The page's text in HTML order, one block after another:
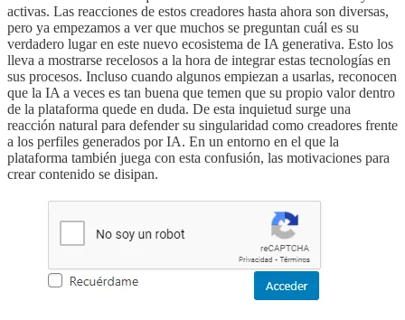
activas. Las reacciones de estos creadores hasta ahora son diversas,
pero ya empezamos a ver que muchos se preguntan cuál es su
verdadero lugar en este nuevo ecosistema de IA generativa. Esto los
lleva a mostrarse recelosos a la hora de integrar estas tecnologías en
sus procesos. Incluso cuando algunos empiezan a usarlas, reconocen
que la IA a veces es tan buena que temen que su propio valor dentro
de la plataforma quede en duda. De esta inquietud surge una
reacción natural para defender su singularidad como creadores frente
a los perfiles generados por IA. En un entorno en el que la
plataforma también juega con esta confusión, las motivaciones para
crear contenido se disipan.